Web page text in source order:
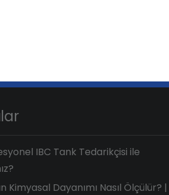
IBC Tank Tedarikçisi ile
Kimyasal Dayanımı Nasıl Ölçülür? |